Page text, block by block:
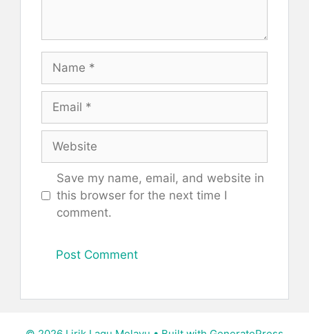
Save my name, email, and website in
this browser for the next time I
comment.